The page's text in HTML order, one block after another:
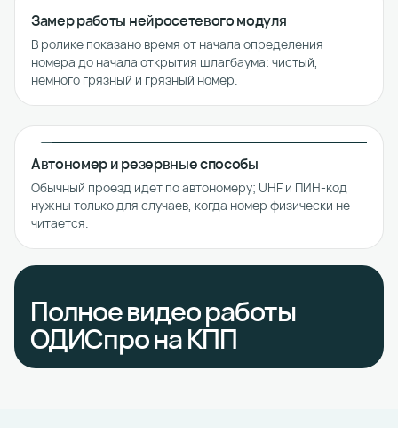
Замер работы нейросетевого модуля
В ролике показано время от начала определения
номера до начала открытия шлагбаума: чистый,
немного грязный и грязный номер.
Автономер и резервные способы
Обычный проезд идет по автономеру; UHF и ПИН-код
нужны только для случаев, когда номер физически не
читается.
Полное видео работы
ОДИСпро на КПП